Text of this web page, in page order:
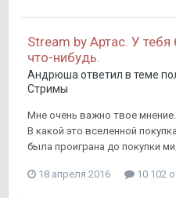
Stream by Артас. У
что-нибудь.
Андрюша ответил в теме
Стримы
Мне очень важно твое
В какой это вселенной
была проиграна до покупки
18 апреля 2016 10 102